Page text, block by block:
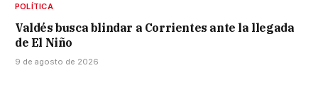
POLÍTICA
Valdés busca blindar a Corrientes ante la llegada
de El Niño
9 de agosto de 2026